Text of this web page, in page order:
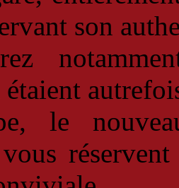
son
le